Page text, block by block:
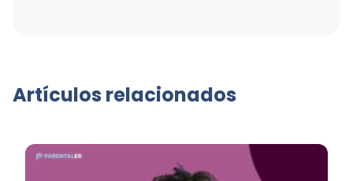
Artículos relacionados